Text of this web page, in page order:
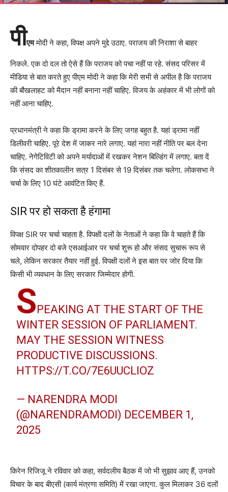
पीएममोदी ने कहा, विपक्ष अपने मुद्दे उठाए. पराजय की निराशा से बाहर
निकले. एक दो दल तो ऐसे हैं कि पराजय को पचा नहीं पा रहे. संसद परिसर में
मीडिया से बात करते हुए पीएम मोदी ने कहा कि मेरी सभी से अपील है कि पराजय
की बौखलाहट को मैदान नहीं बनाना नहीं चाहिए. विजय के अहंकार में भी लोगों को
नहीं आना चाहिए.
प्रधानमंत्री ने कहा कि ड्रामा करने के लिए जगह बहुत है. यहां ड्रामा नहीं
डिलीवरी चाहिए. पूरे देश में जाकर नारे लगाए. यहां नारा नहीं नीति पर बल देना
चाहिए. नेगेटिविटी को अपने मर्यादाओं में रखकर नेशन बिल्डिंग में लगाए. बता दें
कि संसद का शीतकालीन सत्र 1 दिसंबर से 19 दिसंबर तक चलेगा. लोकसभा ने
चर्चा के लिए 10 घंटे आवंटित किए हैं.
SIR पर हो सकता है हंगामा
विपक्ष SIR पर चर्चा चाहता है. विपक्षी दलों के नेताओं ने कहा कि वे चाहते हैं कि
सोमवार दोपहर दो बजे एसआईआर पर चर्चा शुरू हो और संसद सुचारू रूप से
चले, लेकिन सरकार तैयार नहीं हुई. विपक्षी दलों ने इस बात पर जोर दिया कि
किसी भी व्यवधान के लिए सरकार जिम्मेदार होगी.
S PEAKING AT THE START OF THE
WINTER SESSION OF PARLIAMENT.
MAY THE SESSION WITNESS
PRODUCTIVE DISCUSSIONS.
HTTPS://T.CO/7E6UUCLIOZ
— NARENDRA MODI
(@NARENDRAMODI) DECEMBER 1,
2025
किरेन रिजिजू ने रविवार को कहा, सर्वदलीय बैठक में जो भी सुझाव आए हैं, उनको
विचार के बाद बीएसी (कार्य मंत्रणा समिति) में रखा जाएगा. कुल मिलाकर 36 दलों